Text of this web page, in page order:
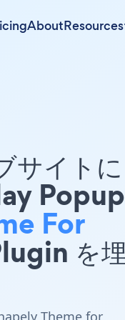
AboutResources
サイト
Popup
For
を
Theme for